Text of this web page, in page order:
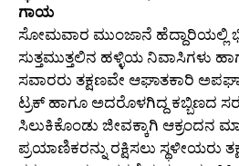
ಗಾಯ
ಸೋಮವಾರ ಮುಂಜಾನೆ ಹೆದ್ದಾರಿಯಲ್ಲಿ
ಸುತ್ತಮುತ್ತಲಿನ ಹಳ್ಳಿಯ ನಿವಾಸಿಗಳು
ಸವಾರರು ತಕ್ಷಣವೇ ಆಘಾತಕಾರಿ
ಟ್ರಕ್ ಹಾಗೂ ಅದರೊಳಗಿದ್ದ ಕಬ್ಬಿಣದ
ಸಿಲುಕಿಕೊಂಡು ಜೀವಕ್ಕಾಗಿ ಆಕ್ರಂದನ
ಪ್ರಯಾಣಿಕರನ್ನು ರಕ್ಷಿಸಲು ಸ್ಥಳೀಯರು